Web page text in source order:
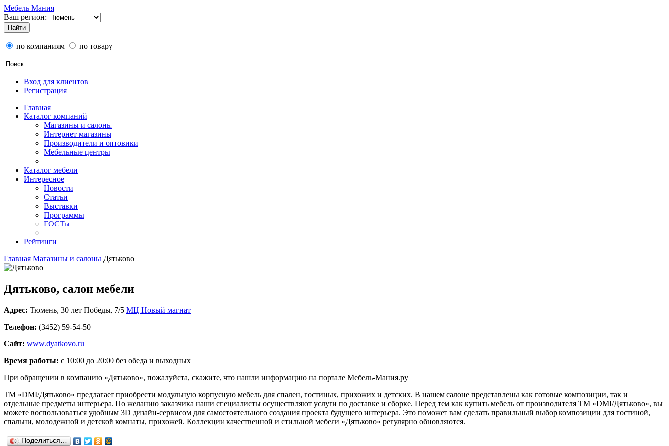
Мебель Мания
Ваш регион:
по компаниям по товару
Вход для клиентов
Регистрация
Главная
Каталог компаний
Магазины и салоны
Интернет магазины
Производители и оптовики
Мебельные центры
Каталог мебели
Интересное
Новости
Статьи
Выставки
Программы
ГОСТы
Рейтинги
Главная Магазины и салоны Дятьково
Дятьково, салон мебели
Адрес: Тюмень, 30 лет Победы, 7/5 МЦ Новый магнат
Телефон: (3452) 59-54-50
Сайт: www.dyatkovo.ru
Время работы: с 10:00 до 20:00 без обеда и выходных
При обращении в компанию «Дятьково», пожалуйста, скажите, что нашли информацию на портале Мебель-Мания.ру
ТМ «DMI/Дятьково» предлагает приобрести модульную корпусную мебель для спален, гостиных, прихожих и детских. В нашем салоне представлены как готовые композиции, так и
отдельные предметы интерьера. По желанию заказчика наши специалисты осуществляют услуги по доставке и сборке. Перед тем как купить мебель от производителя ТМ «DMI/Дятьково», вы
можете воспользоваться удобным 3D дизайн-сервисом для самостоятельного создания проекта будущего интерьера. Это поможет вам сделать правильный выбор композиции для гостиной,
спальни, молодежной и детской комнаты, прихожей. Коллекции качественной и стильной мебели «Дятьково» регулярно обновляются.
Поделиться…